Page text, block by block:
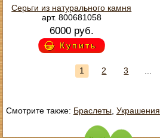
Серьги из натурального камня
арт. 800681058
6000 руб.
Купить
1 2 3
Смотрите также: Браслеты, Украшения